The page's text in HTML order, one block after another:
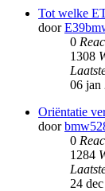
Tot welke
door
0
1308
06 jan
Oriëntatie
door
0
1284
24